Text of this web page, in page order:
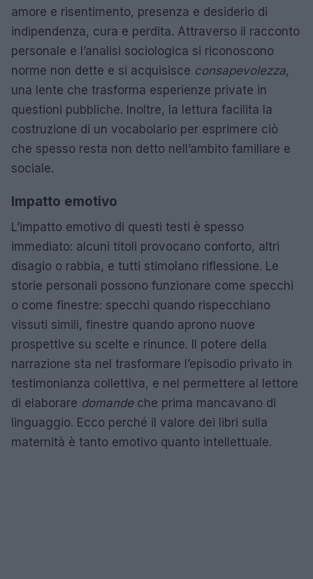
amore e risentimento, presenza e desiderio di
indipendenza, cura e perdita. Attraverso il racconto
personale e l’analisi sociologica si riconoscono
norme non dette e si acquisisce consapevolezza,
una lente che trasforma esperienze private in
questioni pubbliche. Inoltre, la lettura facilita la
costruzione di un vocabolario per esprimere ciò
che spesso resta non detto nell’ambito familiare e
sociale.
Impatto emotivo
L’impatto emotivo di questi testi è spesso
immediato: alcuni titoli provocano conforto, altri
disagio o rabbia, e tutti stimolano riflessione. Le
storie personali possono funzionare come specchi
o come finestre: specchi quando rispecchiano
vissuti simili, finestre quando aprono nuove
prospettive su scelte e rinunce. Il potere della
narrazione sta nel trasformare l’episodio privato in
testimonianza collettiva, e nel permettere al lettore
di elaborare domandeche prima mancavano di
linguaggio. Ecco perché il valore dei libri sulla
maternità è tanto emotivo quanto intellettuale.